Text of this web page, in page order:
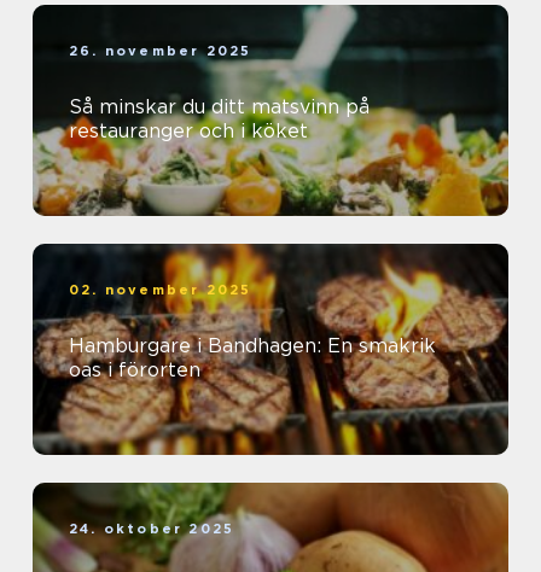
26. november 2025
Så minskar du ditt matsvinn på
restauranger och i köket
02. november 2025
Hamburgare i Bandhagen: En smakrik
oas i förorten
24. oktober 2025